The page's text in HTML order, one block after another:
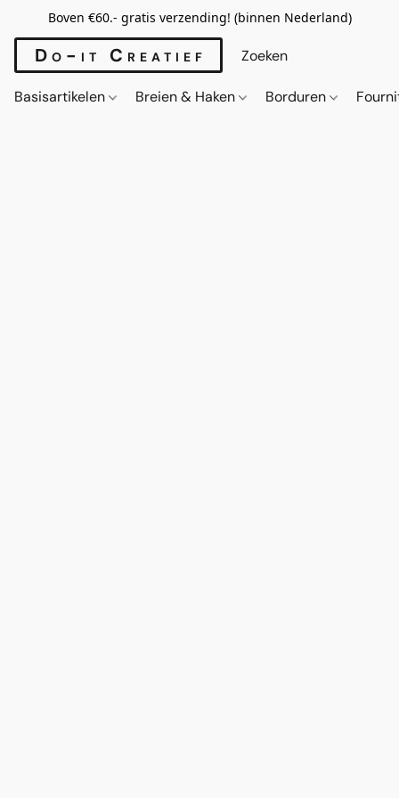
Boven €60.- gratis verzending! (binnen Nederland)
Do-it Creatief
Basisartikelen Breien & Haken Borduren